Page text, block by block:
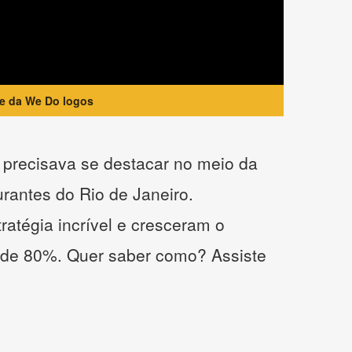
da We Do logos
se destacar no meio da
do Rio de Janeiro.
incrível e cresceram o
80%. Quer saber como? Assiste